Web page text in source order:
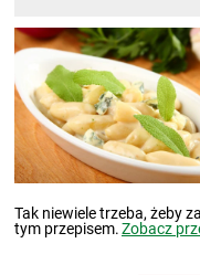
Tak niewiele trzeba, żeby
tym przepisem.Zobacz